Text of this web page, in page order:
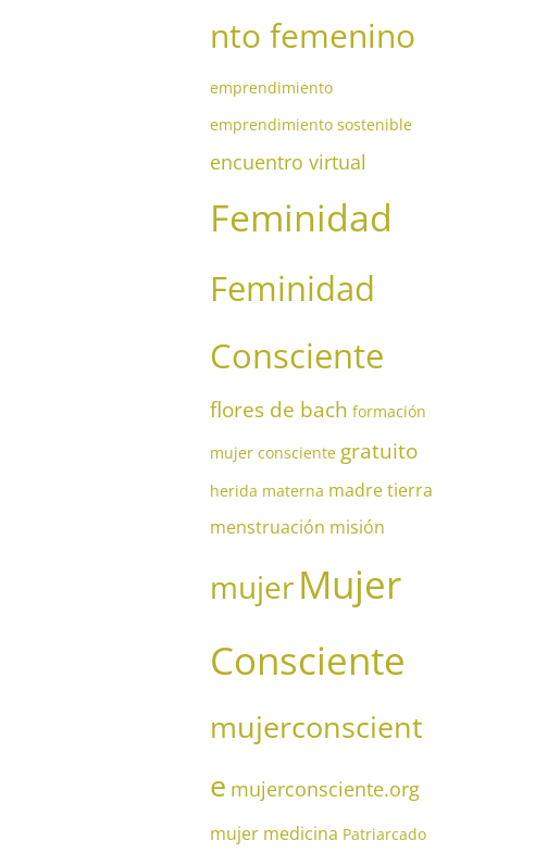
nto femenino
emprendimiento
emprendimiento sostenible
encuentro virtual
Feminidad
Feminidad
Consciente
flores de bach formación
mujer consciente gratuito
herida materna madre tierra
menstruación misión
mujerMujer
Consciente
mujerconscient
e mujerconsciente.org
mujer medicina Patriarcado